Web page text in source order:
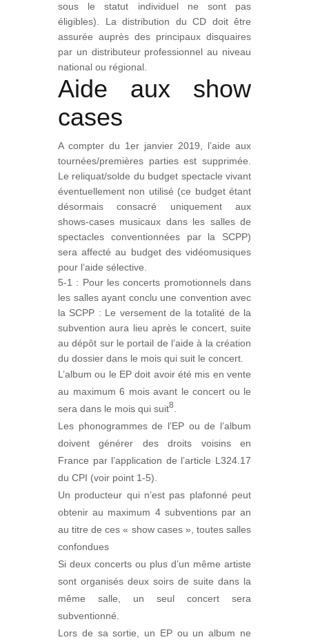
sous le statut individuel ne sont pas
éligibles). La distribution du CD doit être
assurée auprès des principaux disquaires
par un distributeur professionnel au niveau
national ou régional.
Aide aux show
cases
A compter du 1er janvier 2019, l’aide aux
tournées/premières parties est supprimée.
Le reliquat/solde du budget spectacle vivant
éventuellement non utilisé (ce budget étant
désormais consacré uniquement aux
shows-cases musicaux dans les salles de
spectacles conventionnées par la SCPP)
sera affecté au budget des vidéomusiques
pour l’aide sélective.
5-1 : Pour les concerts promotionnels dans
les salles ayant conclu une convention avec
la SCPP : Le versement de la totalité de la
subvention aura lieu après le concert, suite
au dépôt sur le portail de l’aide à la création
du dossier dans le mois qui suit le concert.
L’album ou le EP doit avoir été mis en vente
au maximum 6 mois avant le concert ou le
sera dans le mois qui suit8.
Les phonogrammes de l’EP ou de l’album
doivent générer des droits voisins en
France par l’application de l’article L324.17
du CPI (voir point 1-5).
Un producteur qui n’est pas plafonné peut
obtenir au maximum 4 subventions par an
au titre de ces « show cases », toutes salles
confondues
Si deux concerts ou plus d’un même artiste
sont organisés deux soirs de suite dans la
même salle, un seul concert sera
subventionné.
Lors de sa sortie, un EP ou un album ne